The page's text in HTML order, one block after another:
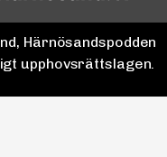
Härnösandspodden
upphovsrättslagen.